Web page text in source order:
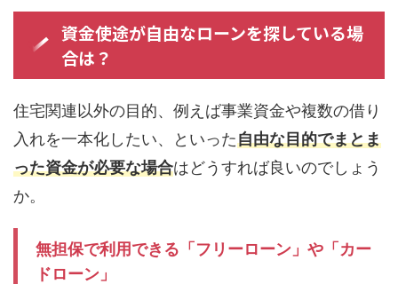
資金使途が自由なローンを探している場
合は？
住宅関連以外の目的、例えば事業資金や複数の借り
入れを一本化したい、といった自由な目的でまとま
った資金が必要な場合はどうすれば良いのでしょう
か。
無担保で利用できる「フリーローン」や「カー
ドローン」